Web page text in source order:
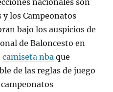
y los Campeonatos
bajo los auspicios de
de Baloncesto en
camiseta nba que
de las reglas de juego